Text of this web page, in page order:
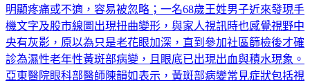
明顯疼痛或不適，容易被忽略；一名68歲王姓男子近來發現手
機文字及股市線圖出現扭曲變形，與家人視訊時也感覺視野中
央有灰影，原以為只是老花眼加深，直到參加社區篩檢後才確
診為濕性老年性黃斑部病變，且眼底已出現出血與積水現象。
亞東醫院眼科部醫師陳韻如表示，黃斑部病變常見症狀包括視